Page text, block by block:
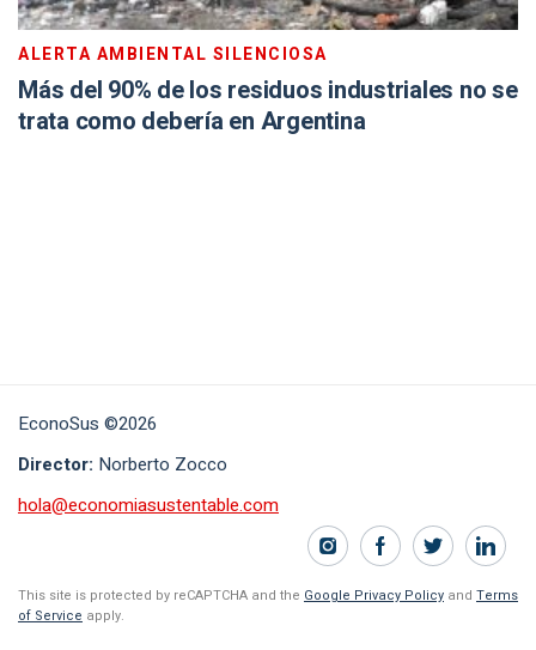
ALERTA AMBIENTAL SILENCIOSA
Más del 90% de los residuos industriales no se
trata como debería en Argentina
EconoSus ©2026
Director: Norberto Zocco
hola@economiasustentable.com
This site is protected by reCAPTCHA and the Google Privacy Policy and Terms
of Service apply.